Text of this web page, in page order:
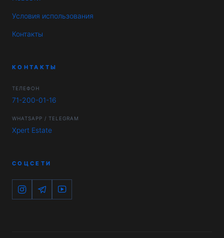
Условия использования
Контакты
КОНТАКТЫ
ТЕЛЕФОН
71-200-01-16
WHATSAPP / TELEGRAM
Xpert Estate
СОЦСЕТИ